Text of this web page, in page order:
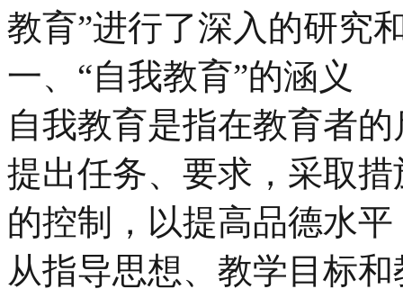
教育”进行了深入的研究
一、“自我教育”的涵义
自我教育是指在教育者
提出任务、要求，采取
的控制，以提高品德水
从指导思想、教学目标